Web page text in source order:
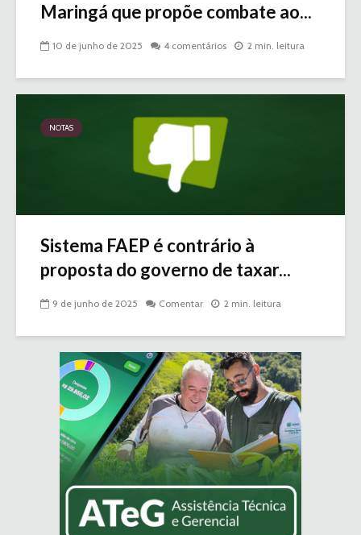
Maringá que propõe combate ao...
10 de junho de 2025 4 comentários 2 min. leitura
NOTAS
Sistema FAEP é contrário à
proposta do governo de taxar...
9 de junho de 2025 Comentar 2 min. leitura